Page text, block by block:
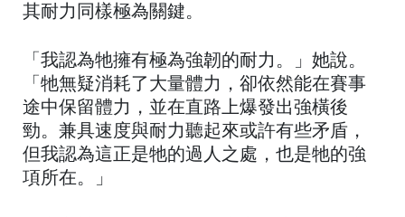
其耐力同樣極為關鍵。
「我認為牠擁有極為強韌的耐力。」她說。
「牠無疑消耗了大量體力，卻依然能在賽事
途中保留體力，並在直路上爆發出強橫後
勁。兼具速度與耐力聽起來或許有些矛盾，
但我認為這正是牠的過人之處，也是牠的強
項所在。」